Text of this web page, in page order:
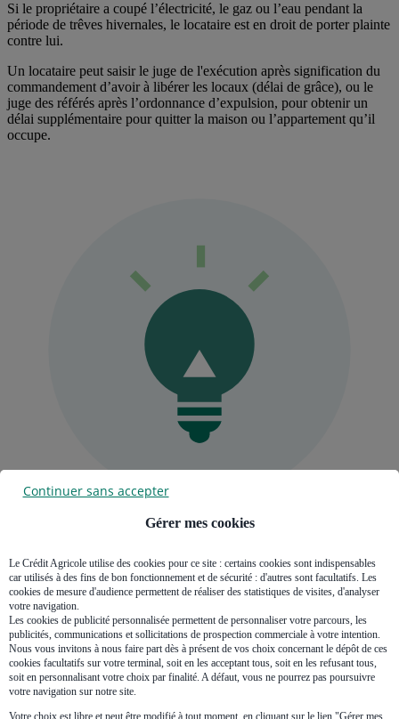
Si le propriétaire a coupé l’électricité, le gaz ou l’eau pendant la
période de trêves hivernales, le locataire est en droit de porter plainte
contre lui.
Un locataire peut saisir le juge de l'exécution après signification du
commandement d’avoir à libérer les locaux (délai de grâce), ou le
juge des référés après l’ordonnance d’expulsion, pour obtenir un
délai supplémentaire pour quitter la maison ou l’appartement qu’il
occupe.
Le délai pour quitter le logement ne peut pas être inférieur à 3 mois,
ni être supérieur à 3 ans. Parmi les critères entrant en ligne de
compte pour la fixation dudit délai, on peut citer : la bonne volonté
(ou non) du locataire dans l'exécution de ses obligations, ainsi que
les situations personnelles et patrimoniales du propriétaire et du
locataire.
En cas de difficultés à payer son loyer, un locataire peut se tourner
vers son Adil (Agence Départementale d’Information sur le
Gérer mes cookies
Le Crédit Agricole utilise des cookies pour ce site : certains cookies sont indispensables
car utilisés à des fins de bon fonctionnement et de sécurité : d'autres sont facultatifs. Les
cookies de mesure d'audience permettent de réaliser des statistiques de visites, d'analyser
votre navigation.
Les cookies de publicité personnalisée permettent de personnaliser votre parcours, les
publicités, communications et sollicitations de prospection commerciale à votre intention.
Nous vous invitons à nous faire part dès à présent de vos choix concernant le dépôt de ces
cookies facultatifs sur votre terminal, soit en les acceptant tous, soit en les refusant tous,
soit en personnalisant votre choix par finalité. A défaut, vous ne pourrez pas poursuivre
votre navigation sur notre site.
Votre choix est libre et peut être modifié à tout moment, en cliquant sur le lien "Gérer mes
Continuer sans accepter